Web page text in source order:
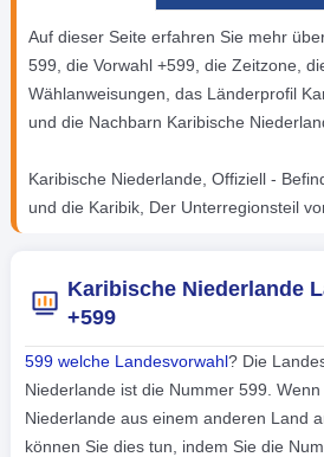
Auf dieser Seite erfahren Sie mehr
599, die Vorwahl +599, die Zeitzone,
Wählanweisungen, das Länderprofil
und die Nachbarn Karibische
Karibische Niederlande, Offiziell -
und die Karibik, Der Unterregionsteil
Karibische Niederlande
+599
599 welche Landesvorwahl? Die
Niederlande ist die Nummer 599.
Niederlande aus einem anderen Land
können Sie dies tun, indem Sie die